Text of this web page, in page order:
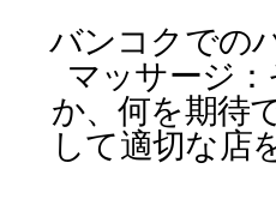
バンコクでの
マッサージ
か、何を期待
して適切な店